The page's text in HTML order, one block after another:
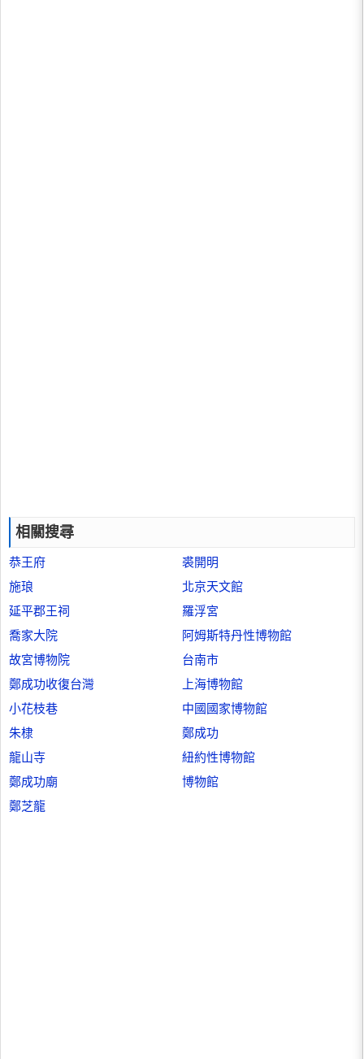
相關搜尋
恭王府
裘開明
施琅
北京天文館
延平郡王祠
羅浮宮
喬家大院
阿姆斯特丹性博物館
故宮博物院
台南市
鄭成功收復台灣
上海博物館
小花枝巷
中國國家博物館
朱棣
鄭成功
龍山寺
紐約性博物館
鄭成功廟
博物館
鄭芝龍